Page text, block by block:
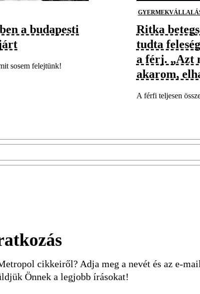
a budapesti
sosem felejtünk!
Ritka
tudta
a férj. „Azt
akarom,
A férfi teljesen
cikkeiről? Adja meg a nevét és az e-
Önnek a legjobb írásokat!